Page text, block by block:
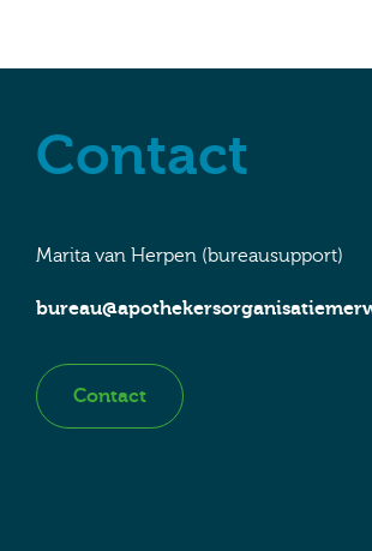
Contact
Marita van Herpen (bureausupport)
Contact